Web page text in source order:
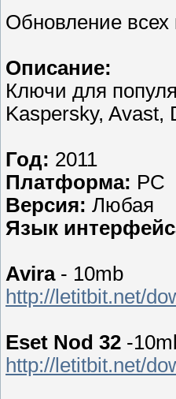
Обновление всех
Описание:
Ключи для
Kaspersky, Avast,
Год: 2011
Платформа: PC
Версия: Любая
Язык
Avira- 10mb
http://letitbit.net/
Eset Nod 32 -
http://letitbit.net/